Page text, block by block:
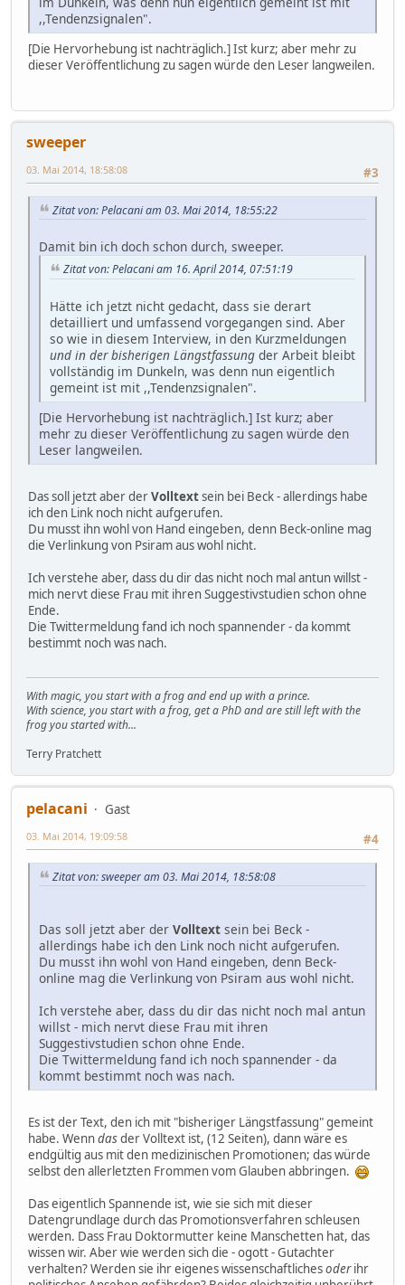
,,Tendenzsignalen".
[Die Hervorhebung ist nachträglich.] Ist kurz; aber mehr zu
dieser Veröffentlichung zu sagen würde den Leser langweilen.
sweeper
#3
03. Mai 2014, 18:58:08
Zitat von: Pelacani am 03. Mai 2014, 18:55:22
Damit bin ich doch schon durch, sweeper.
Zitat von: Pelacani am 16. April 2014, 07:51:19
Hätte ich jetzt nicht gedacht, dass sie derart
detailliert und umfassend vorgegangen sind. Aber
so wie in diesem Interview, in den Kurzmeldungen
und in der bisherigen Längstfassung der Arbeit bleibt
vollständig im Dunkeln, was denn nun eigentlich
gemeint ist mit ,,Tendenzsignalen".
[Die Hervorhebung ist nachträglich.] Ist kurz; aber
mehr zu dieser Veröffentlichung zu sagen würde den
Leser langweilen.
Das soll jetzt aber derVolltextsein bei Beck - allerdings habe
ich den Link noch nicht aufgerufen.
Du musst ihn wohl von Hand eingeben, denn Beck-online mag
die Verlinkung von Psiram aus wohl nicht.
Ich verstehe aber, dass du dir das nicht noch mal antun willst -
mich nervt diese Frau mit ihren Suggestivstudien schon ohne
Ende.
Die Twittermeldung fand ich noch spannender - da kommt
bestimmt noch was nach.
With magic, you start with a frog and end up with a prince.
With science, you start with a frog, get a PhD and are still left with the
frog you started with...
Terry Pratchett
pelacani
Gast
#4
03. Mai 2014, 19:09:58
Zitat von: sweeper am 03. Mai 2014, 18:58:08
Das soll jetzt aber der Volltext sein bei Beck -
allerdings habe ich den Link noch nicht aufgerufen.
Du musst ihn wohl von Hand eingeben, denn Beck-
online mag die Verlinkung von Psiram aus wohl nicht.
Ich verstehe aber, dass du dir das nicht noch mal antun
willst - mich nervt diese Frau mit ihren
Suggestivstudien schon ohne Ende.
Die Twittermeldung fand ich noch spannender - da
kommt bestimmt noch was nach.
Es ist der Text, den ich mit "bisheriger Längstfassung" gemeint
habe. Wenndasder Volltext ist, (12 Seiten), dann wäre es
endgültig aus mit den medizinischen Promotionen; das würde
selbst den allerletzten Frommen vom Glauben abbringen.
Das eigentlich Spannende ist, wie sie sich mit dieser
Datengrundlage durch das Promotionsverfahren schleusen
werden. Dass Frau Doktormutter keine Manschetten hat, das
wissen wir. Aber wie werden sich die - ogott - Gutachter
verhalten? Werden sie ihr eigenes wissenschaftlichesoderihr